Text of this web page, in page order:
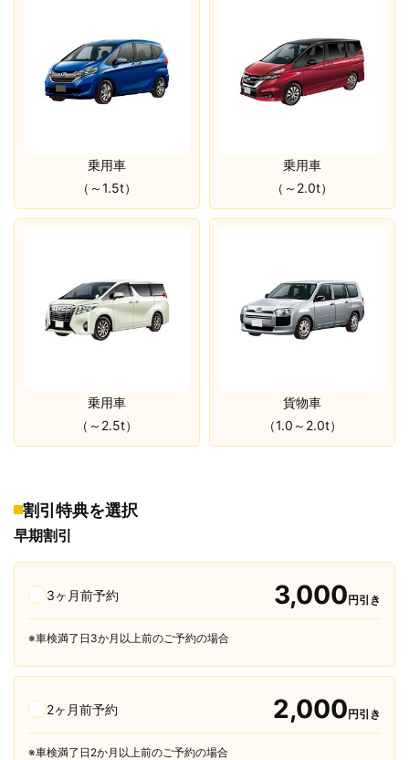
乗用車
（～1.5t）
乗用車
（～2.0t）
乗用車
（～2.5t）
貨物車
（1.0～2.0t）
割引特典を選択
早期割引
3ヶ月前予約 3,000円引き
※車検満了日3か月以上前のご予約の場合
2ヶ月前予約 2,000円引き
※車検満了日2か月以上前のご予約の場合